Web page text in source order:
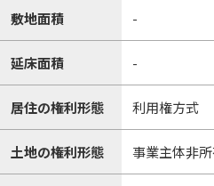
敷地面積 -
延床面積 -
居住の権利形態 利用権方式
土地の権利形態 事業主体非